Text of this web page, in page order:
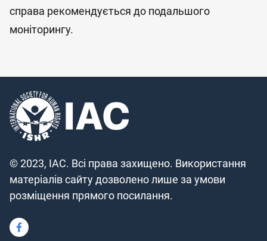
справа рекомендується до подальшого
моніторингу.
© 2023, IAC. Всі права захищено. Використання
матеріалів сайту дозволено лише за умови
розміщення прямого посилання.